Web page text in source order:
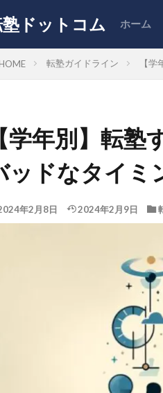
ドットコム ホーム
転塾ガイドライン 【
【学年別】転
ッドなタイミ
年2月8日 2024年2月9日